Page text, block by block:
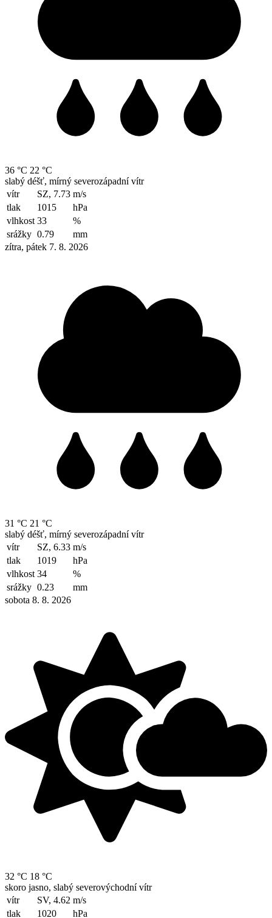
36 °C 22 °C
slabý déšť, mírný severozápadní vítr
vítr
SZ, 7.73 m/s
tlak
1015
hPa
vlhkost 33
%
srážky 0.79
mm
zítra, pátek 7. 8. 2026
31 °C 21 °C
slabý déšť, mírný severozápadní vítr
vítr
SZ, 6.33 m/s
tlak
1019
hPa
vlhkost 34
%
srážky 0.23
mm
sobota 8. 8. 2026
32 °C 18 °C
skoro jasno, slabý severovýchodní vítr
vítr
SV, 4.62 m/s
tlak
1020 hPa